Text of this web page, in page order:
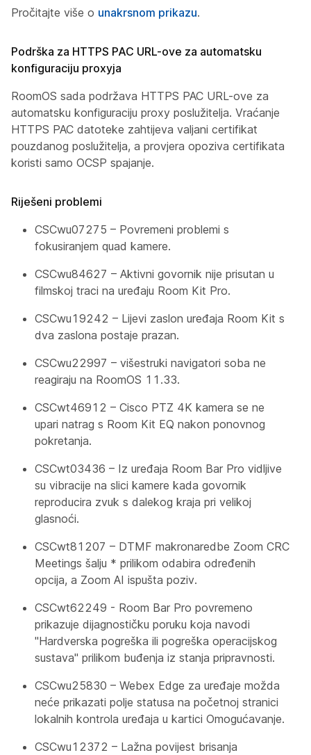
Pročitajte više o unakrsnom prikazu.
Podrška za HTTPS PAC URL-ove za automatsku
konfiguraciju proxyja
RoomOS sada podržava HTTPS PAC URL-ove za
automatsku konfiguraciju proxy poslužitelja. Vraćanje
HTTPS PAC datoteke zahtijeva valjani certifikat
pouzdanog poslužitelja, a provjera opoziva certifikata
koristi samo OCSP spajanje.
Riješeni problemi
CSCwu07275 – Povremeni problemi s
fokusiranjem quad kamere.
CSCwu84627 – Aktivni govornik nije prisutan u
filmskoj traci na uređaju Room Kit Pro.
CSCwu19242 – Lijevi zaslon uređaja Room Kit s
dva zaslona postaje prazan.
CSCwu22997 – višestruki navigatori soba ne
reagiraju na RoomOS 11.33.
CSCwt46912 – Cisco PTZ 4K kamera se ne
upari natrag s Room Kit EQ nakon ponovnog
pokretanja.
CSCwt03436 – Iz uređaja Room Bar Pro vidljive
su vibracije na slici kamere kada govornik
reproducira zvuk s dalekog kraja pri velikoj
glasnoći.
CSCwt81207 – DTMF makronaredbe Zoom CRC
Meetings šalju * prilikom odabira određenih
opcija, a Zoom AI ispušta poziv.
CSCwt62249 - Room Bar Pro povremeno
prikazuje dijagnostičku poruku koja navodi
"Hardverska pogreška ili pogreška operacijskog
sustava" prilikom buđenja iz stanja pripravnosti.
CSCwu25830 – Webex Edge za uređaje možda
neće prikazati polje statusa na početnoj stranici
lokalnih kontrola uređaja u kartici Omogućavanje.
CSCwu12372 – Lažna povijest brisanja